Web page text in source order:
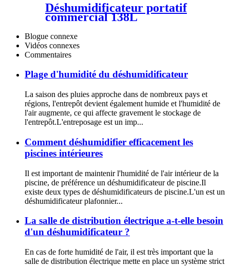
Déshumidificateur portatif
commercial 138L
Blogue connexe
Vidéos connexes
Commentaires
Plage d'humidité du déshumidificateur
La saison des pluies approche dans de nombreux pays et
régions, l'entrepôt devient également humide et l'humidité de
l'air augmente, ce qui affecte gravement le stockage de
l'entrepôt.L'entreposage est un imp...
Comment déshumidifier efficacement les
piscines intérieures
Il est important de maintenir l'humidité de l'air intérieur de la
piscine, de préférence un déshumidificateur de piscine.Il
existe deux types de déshumidificateurs de piscine.L'un est un
déshumidificateur plafonnier...
La salle de distribution électrique a-t-elle besoin
d'un déshumidificateur ?
En cas de forte humidité de l'air, il est très important que la
salle de distribution électrique mette en place un système strict